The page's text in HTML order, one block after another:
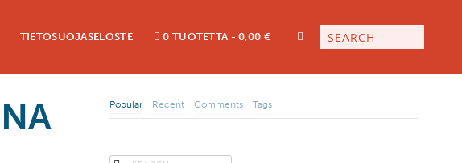
TIETOSUOJASELOSTE 0 TUOTETTA 0,00 €
Popular Recent Comments Tags